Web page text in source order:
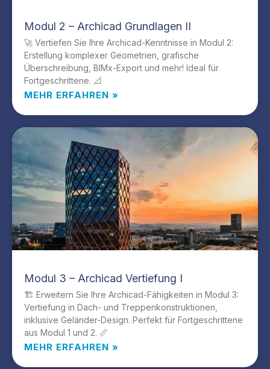
Modul 2 – Archicad Grundlagen II
🚀 Vertiefen Sie Ihre Archicad-Kenntnisse in Modul 2:
Erstellung komplexer Geometrien, grafische
Überschreibung, BIMx-Export und mehr! Ideal für
Fortgeschrittene. 📐
MEHR ERFAHREN »
Modul 3 – Archicad Vertiefung I
🏗️ Erweitern Sie Ihre Archicad-Fähigkeiten in Modul 3:
Vertiefung in Dach- und Treppenkonstruktionen,
inklusive Geländer-Design. Perfekt für Fortgeschrittene
aus Modul 1 und 2. 📏
MEHR ERFAHREN »